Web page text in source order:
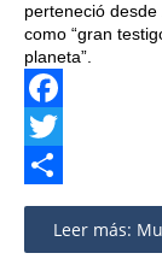
perteneció
como “gran
planeta”.
Facebook
Twitter
Share
Leer más: